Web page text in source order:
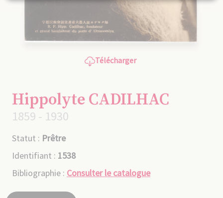
Télécharger
Hippolyte CADILHAC
1859 - 1930
Statut : Prêtre
Identifiant : 1538
Bibliographie : Consulter le catalogue